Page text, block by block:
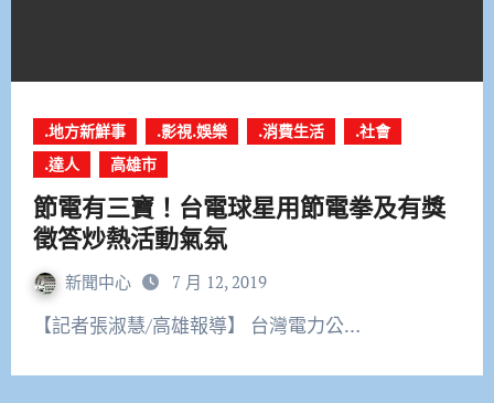
.地方新鮮事 .影視.娛樂 .消費生活
.社會
.達人
高雄市
節電有三寶！台電球星用節電拳及有獎
徵答炒熱活動氣氛
新聞中心 7 月 12, 2019
【記者張淑慧/高雄報導】 台灣電力公…